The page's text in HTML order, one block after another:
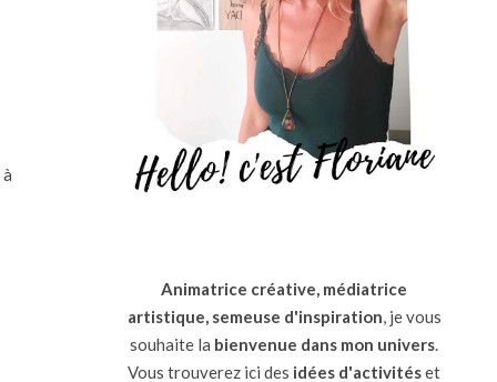
Animatrice créative, médiatrice
artistique, semeuse d'inspiration, je vous
souhaite la bienvenue dans mon univers.
Vous trouverez ici des idées d'activitéset